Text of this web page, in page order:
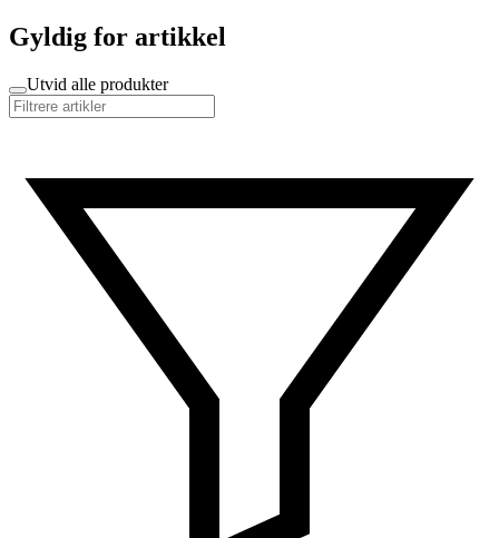
Gyldig for artikkel
Utvid alle produkter